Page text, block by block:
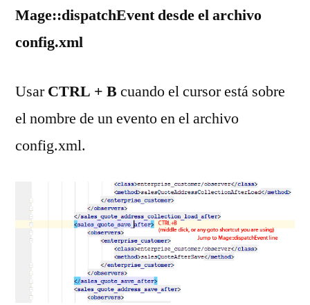
Mage::dispatchEvent desde el archivo
config.xml
UsarCTRL + B cuando el cursor está sobre
el nombre de un evento en el archivo
config.xml.